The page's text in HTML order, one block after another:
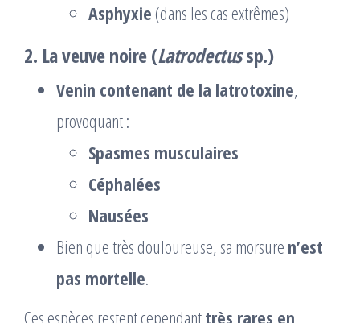
Asphyxie (dans les cas extrêmes)
2. La veuve noire(Latrodectussp.)
Venin contenant de la latrotoxine,
provoquant :
Spasmes musculaires
Céphalées
Nausées
Bien que très douloureuse, sa morsure n’est
pas mortelle.
Ces espèces restent cependanttrès rares en